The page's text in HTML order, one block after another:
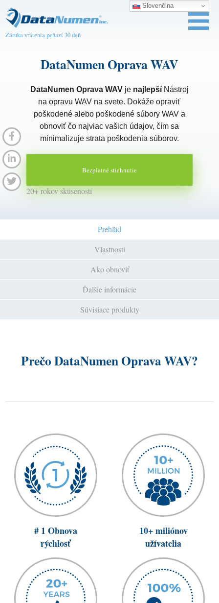
Záruka vrátenia peňazí 30 deň
DataNumen Oprava WAV
DataNumen Oprava WAVje najlepšíNástroj
na opravu WAV na svete. Dokáže opraviť
poškodené alebo poškodené súbory WAV a
obnoviť čo najviac vašich údajov, čím sa
minimalizuje strata poškodenia súborov.
Bezplatné stiahnutie
20+ rokov skúseností
Prehľad
Vlastnosti
Ako obnoviť
Ďalšie informácie
Súvisiace produkty
Prečo DataNumen Oprava WAV?
# 1 Obnova
rýchlosť
10+ miliónov
užívatelia
Slovenčina